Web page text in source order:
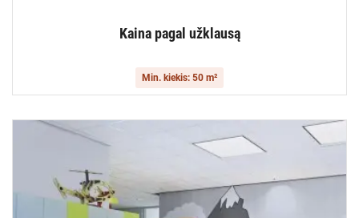
Kaina pagal užklausą
Min. kiekis: 50 m²